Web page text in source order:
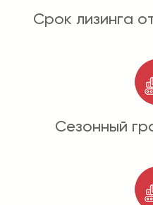
Срок лизинга
Сезонный